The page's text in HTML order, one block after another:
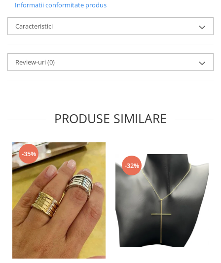
Informatii conformitate produs
Caracteristici
Review-uri(0)
PRODUSE SIMILARE
-35%
-32%